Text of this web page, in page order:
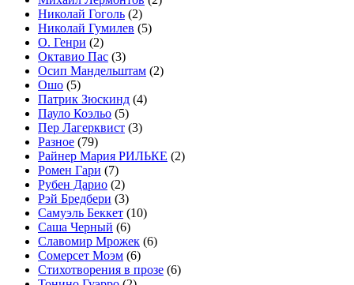
Николай Гоголь (2)
Николай Гумилев (5)
О. Генри (2)
Октавио Пас (3)
Осип Мандельштам (2)
Ошо (5)
Патрик Зюскинд (4)
Пауло Коэльо (5)
Пер Лагерквист (3)
Разное (79)
Райнер Мария РИЛЬКЕ (2)
Ромен Гари (7)
Рубен Дарио (2)
Рэй Бредбери (3)
Самуэль Беккет (10)
Саша Черный (6)
Славомир Мрожек (6)
Сомерсет Моэм (6)
Стихотворения в прозе (6)